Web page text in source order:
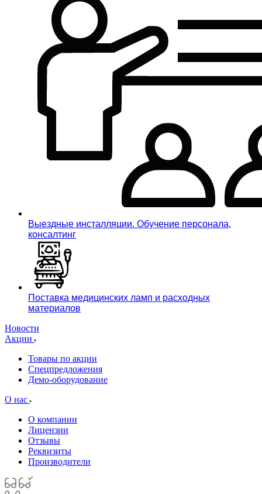
Выездные инсталляции. Обучение персонала,
консалтинг
Поставка медицинских ламп и расходных
материалов
Новости
Акции
Товары по акции
Спецпредложения
Демо-оборудование
О нас
О компании
Лицензии
Отзывы
Реквизиты
Производители